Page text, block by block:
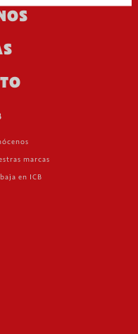
marcas
en ICB